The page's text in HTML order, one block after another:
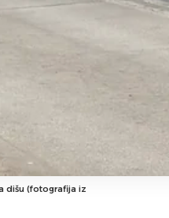
dišu (fotografija iz